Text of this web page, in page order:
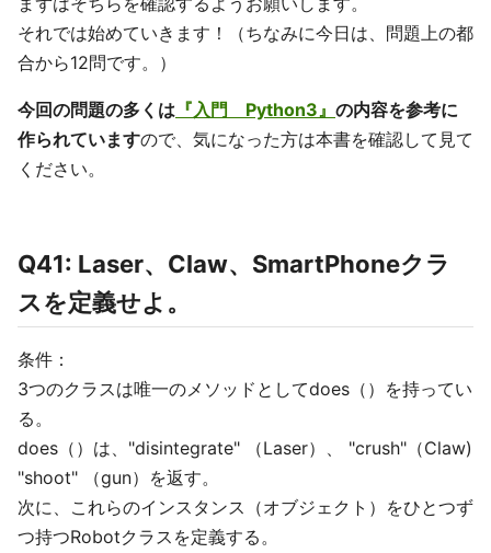
それでは始めていきます！（ちなみに今日は、問題上の都
合から12問です。）
今回の問題の多くは 『入門 Python3』 の内容を参考に
作られていますので、気になった方は本書を確認して見て
ください。
Q41: Laser、Claw、SmartPhoneクラ
スを定義せよ。
条件：
3つのクラスは唯一のメソッドとしてdoes（）を持ってい
る。
does（）は、"disintegrate" （Laser）、 "crush"（Claw)
"shoot" （gun）を返す。
次に、これらのインスタンス（オブジェクト）をひとつず
つ持つRobotクラスを定義する。